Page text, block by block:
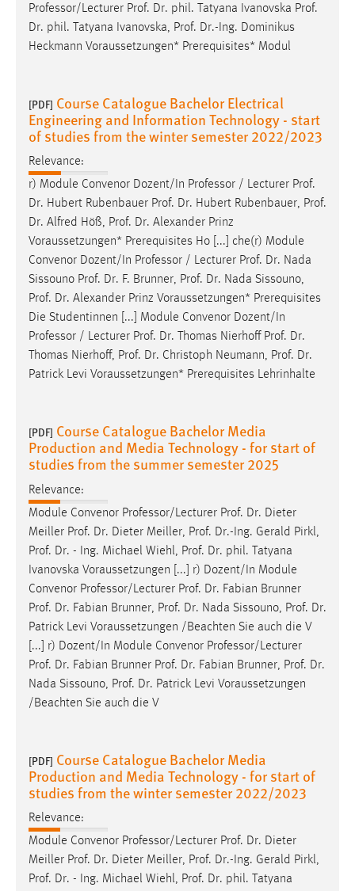
Professor/Lecturer Prof. Dr. phil. Tatyana Ivanovska Prof.
Dr. phil. Tatyana Ivanovska, Prof. Dr.-Ing. Dominikus
Heckmann Voraussetzungen* Prerequisites* Modul
[PDF] Course Catalogue Bachelor Electrical
Engineering and Information Technology - start
of studies from the winter semester 2022/2023
Relevance:
r) Module Convenor Dozent/In Professor / Lecturer Prof.
Dr. Hubert Rubenbauer Prof. Dr. Hubert Rubenbauer, Prof.
Dr. Alfred Höß, Prof. Dr. Alexander Prinz
Voraussetzungen* Prerequisites Ho [...] che(r) Module
Convenor Dozent/In Professor / Lecturer Prof. Dr. Nada
Sissouno Prof. Dr. F. Brunner, Prof. Dr. Nada Sissouno,
Prof. Dr. Alexander Prinz Voraussetzungen* Prerequisites
Die Studentinnen [...] Module Convenor Dozent/In
Professor / Lecturer Prof. Dr. Thomas Nierhoff Prof. Dr.
Thomas Nierhoff, Prof. Dr. Christoph Neumann, Prof. Dr.
Patrick Levi Voraussetzungen* Prerequisites Lehrinhalte
[PDF] Course Catalogue Bachelor Media
Production and Media Technology - for start of
studies from the summer semester 2025
Relevance:
Module Convenor Professor/Lecturer Prof. Dr. Dieter
Meiller Prof. Dr. Dieter Meiller, Prof. Dr.-Ing. Gerald Pirkl,
Prof. Dr. - Ing. Michael Wiehl, Prof. Dr. phil. Tatyana
Ivanovska Voraussetzungen [...] r) Dozent/In Module
Convenor Professor/Lecturer Prof. Dr. Fabian Brunner
Prof. Dr. Fabian Brunner, Prof. Dr. Nada Sissouno, Prof. Dr.
Patrick Levi Voraussetzungen /Beachten Sie auch die V
[...] r) Dozent/In Module Convenor Professor/Lecturer
Prof. Dr. Fabian Brunner Prof. Dr. Fabian Brunner, Prof. Dr.
Nada Sissouno, Prof. Dr. Patrick Levi Voraussetzungen
/Beachten Sie auch die V
[PDF] Course Catalogue Bachelor Media
Production and Media Technology - for start of
studies from the winter semester 2022/2023
Relevance:
Module Convenor Professor/Lecturer Prof. Dr. Dieter
Meiller Prof. Dr. Dieter Meiller, Prof. Dr.-Ing. Gerald Pirkl,
Prof. Dr. - Ing. Michael Wiehl, Prof. Dr. phil. Tatyana